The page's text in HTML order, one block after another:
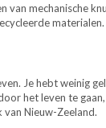
van mechanische
Je hebt weinig
het leven te
Nieuw-Zeeland.